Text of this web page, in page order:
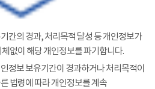
간의 경과, 처리목적 달성 등 개인정보가
없이 해당 개인정보를 파기합니다.
정보 보유기간이 경과하거나 처리목적이
법령에 따라 개인정보를 계속